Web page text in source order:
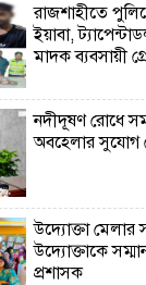
রাজশাহীতে
ইয়াবা,
মাদক ব্যবসায়ী
নদীদূষণ রোধে
অবহেলার সুযোগ
উদ্যোক্তা মেলার
উদ্যোক্তাকে
প্রশাসক